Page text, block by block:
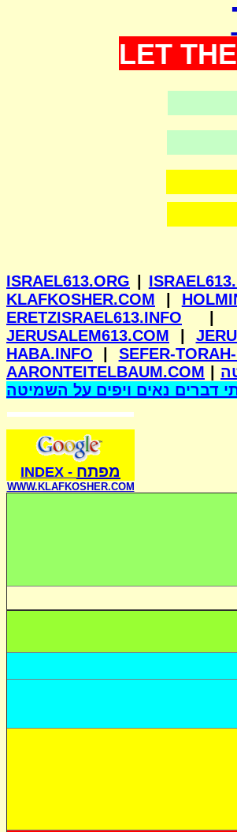
LET
ISRAEL613.ORG
KLAFKOSHER.COM
ERETZISRAEL613.INFO
JERUSALEM613.COM
HABA.INFO
SEFER-
AARONTEITELBAUM.COM
דברים נאים ויפים על השמיטה
מפתח -
INDEX
WWW.KLAFKOSHER.COM